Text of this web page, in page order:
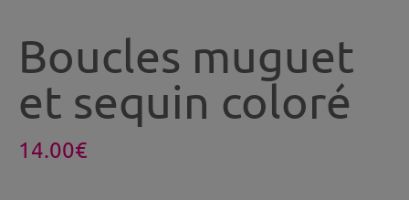
Boucles muguet
et sequin coloré
14.00€